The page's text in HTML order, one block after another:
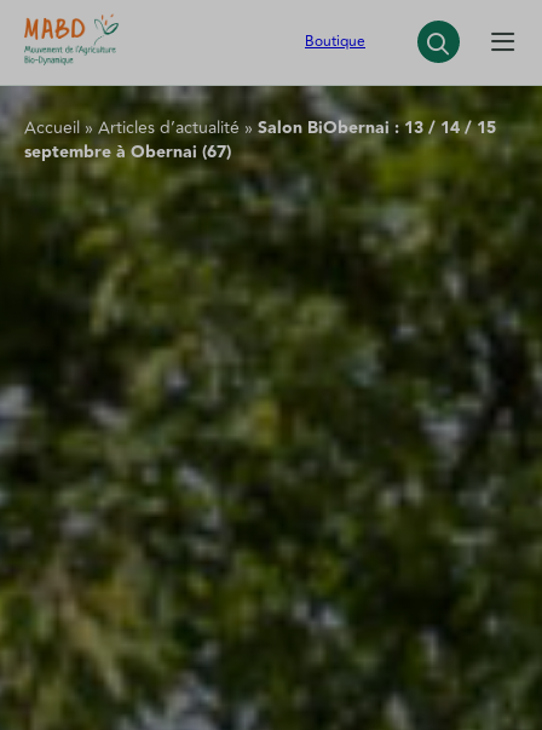
Panneau de gestion des cookies
Boutique
Accueil » Articles d’actualité » Salon BiObernai : 13 / 14 / 15
septembre à Obernai (67)